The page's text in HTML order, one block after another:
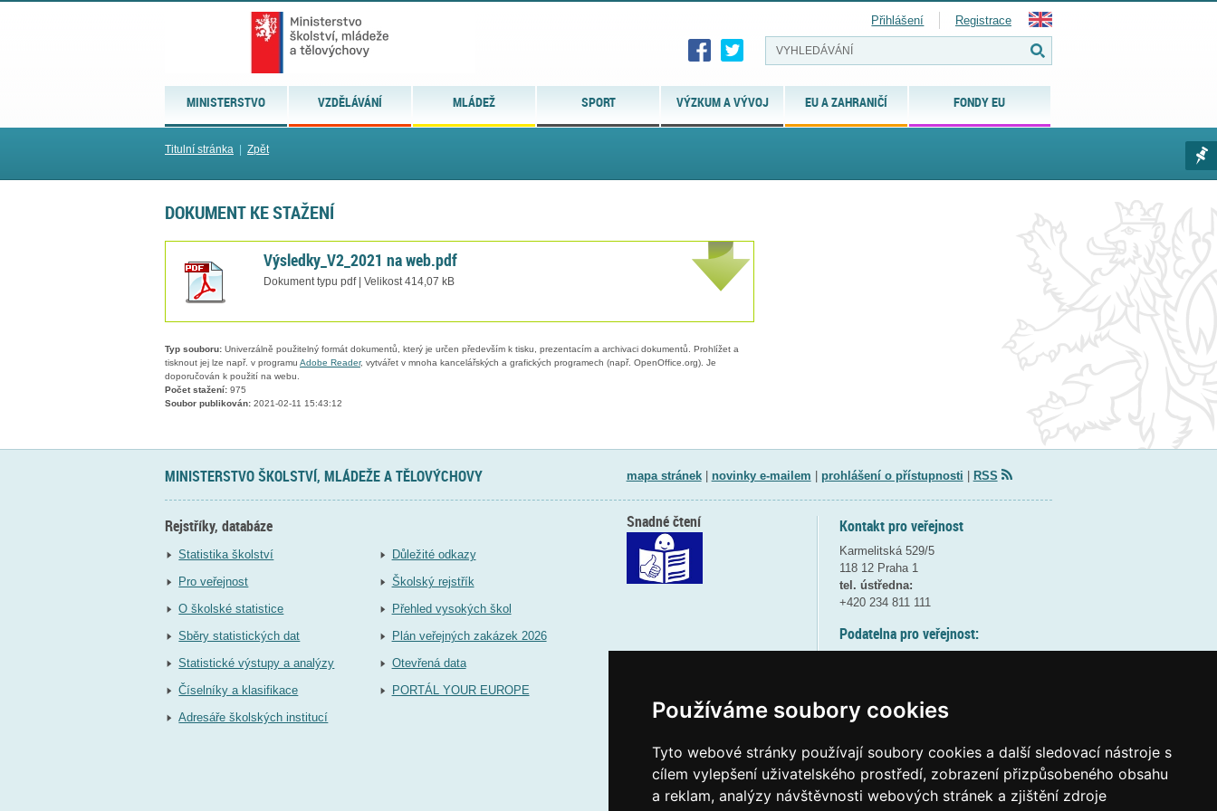
Používáme soubory cookies
Tyto webové stránky používají soubory cookies a další sledovací nástroje s
cílem vylepšení uživatelského prostředí, zobrazení přizpůsobeného obsahu
a reklam, analýzy návštěvnosti webových stránek a zjištění zdroje
MINISTERSTVO VZDĚLÁVÁNÍ MLÁDEŽ SPORT VÝZKUM A VÝVOJ EU A ZAHRANIČÍ FONDY EU
Přihlášení Registrace
Titulní stránka Zpět
DOKUMENT KE STAŽENÍ
Výsledky_V2_2021 na web.pdf
Dokument typu pdf | Velikost 414,07 kB
Typ souboru: Univerzálně použitelný formát dokumentů, který je určen především k tisku, prezentacím a archivaci dokumentů. Prohlížet a
tisknout jej lze např. v programu Adobe Reader, vytvářet v mnoha kancelářských a grafických programech (např. OpenOffice.org). Je
doporučován k použití na webu.
Počet stažení: 975
Soubor publikován: 2021-02-11 15:43:12
MINISTERSTVO ŠKOLSTVÍ, MLÁDEŽE A TĚLOVÝCHOVY mapa stránek| novinky e-mailem prohlášení o přístupnosti RSS
Rejstříky, databáze
Statistika školství
Pro veřejnost
O školské statistice
Sběry statistických dat
Statistické výstupy a analýzy
Číselníky a klasifikace
Adresáře školských institucí
Důležité odkazy
Školský rejstřík
Přehled vysokých škol
Plán veřejných zakázek 2026
Otevřená data
PORTÁL YOUR EUROPE
Kontakt pro veřejnost
Karmelitská 529/5
118 12 Praha 1
tel. ústředna:
+420 234 811 111
Podatelna pro veřejnost:
(více informací
Elektronická podatelna:
posta@msmtgov cz
Snadné čtení